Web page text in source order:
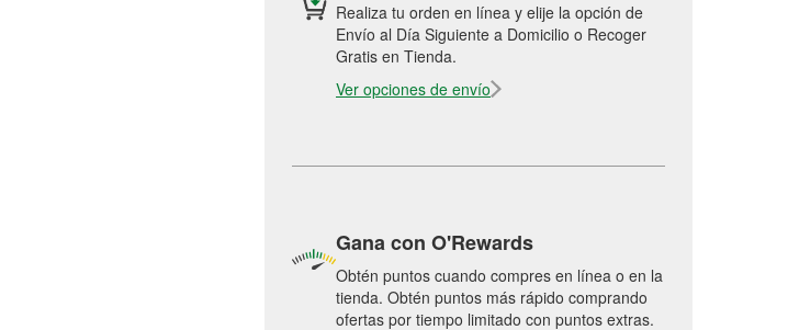
Realiza tu orden en línea y elije la opción de
Envío al Día Siguiente a Domicilio o Recoger
Gratis en Tienda.
Ver opciones de envío
Gana con O'Rewards
Obtén puntos cuando compres en línea o en la
tienda. Obtén puntos más rápido comprando
ofertas por tiempo limitado con puntos extras.